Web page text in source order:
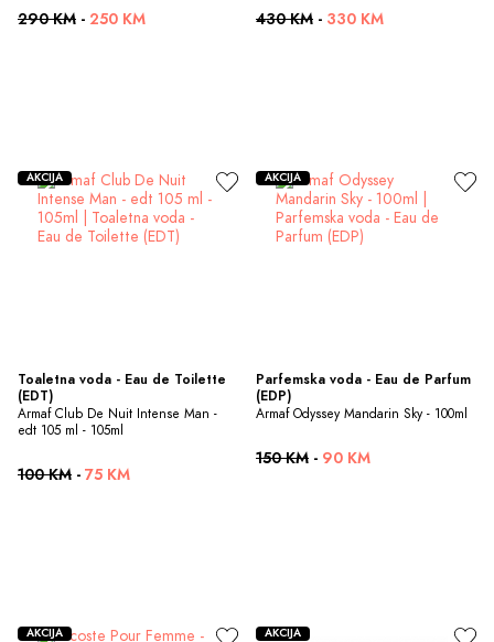
290 KM - 250 KM 430 KM - 330 KM
Toaletna voda - Eau de Toilette
(EDT)
Armaf Club De Nuit Intense Man -
edt 105 ml - 105ml
100 KM - 75 KM
AKCIJA
Parfemska voda - Eau de Parfum
(EDP)
Armaf Odyssey Mandarin Sky - 100ml
150 KM - 90 KM
AKCIJA
AKCIJA AKCIJA